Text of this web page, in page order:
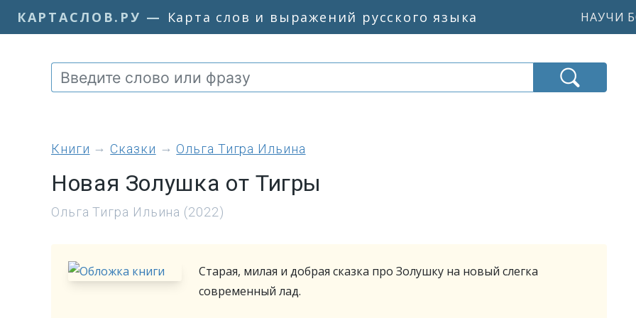
КАРТАСЛОВ.РУ — Карта слов и выражений русского языка НАУЧИ
книги Сказки Ольга Тигра Ильина
Новая Золушка от Тигры
Ольга Тигра Ильина (2022)
Старая, милая и добрая сказка про Золушку на новый слегка
современный лад.